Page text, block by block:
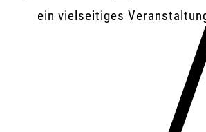
ein vielseitiges